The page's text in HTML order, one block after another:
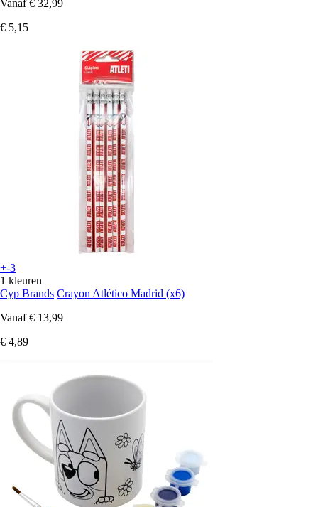
Vanaf € 32,99
€ 5,15
+-3
1 kleuren
Cyp Brands Crayon Atlético Madrid (x6)
Vanaf € 13,99
€ 4,89